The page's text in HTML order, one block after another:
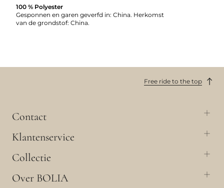
100 % Polyester
Gesponnen en garen geverfd in: China. Herkomst
van de grondstof: China.
Free ride to the top
Contact
Klantenservice
Collectie
Over BOLIA